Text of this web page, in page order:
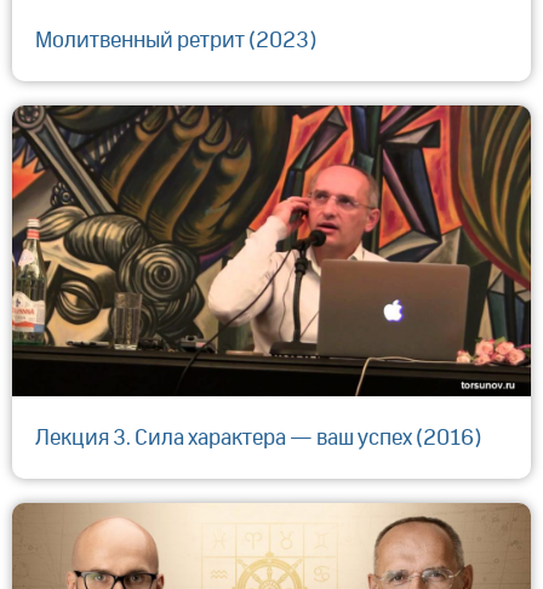
Молитвенный ретрит (2023)
Лекция 3. Сила характера — ваш успех (2016)